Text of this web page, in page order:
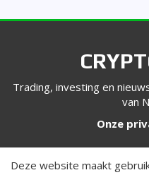
Trading, investing en
van
Onze
Deze website maakt